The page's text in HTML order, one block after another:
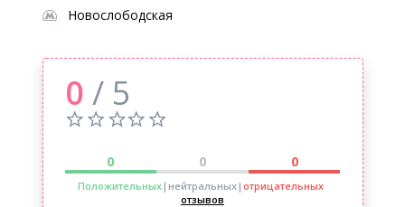
Новослободская
0 / 5
0 0 0
Положительных|нейтральных| отрицательных
отзывов